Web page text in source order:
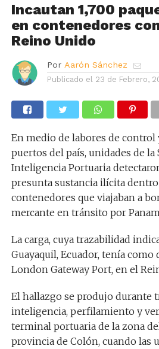
Incautan 1,700
en contenedores
Reino Unido
Por Aarón Sánchez
Publicado el 23 de Febrero,
En medio de labores de control
puertos del país, unidades de la
Inteligencia Portuaria
presunta sustancia ilícita
contenedores que viajaban a
mercante en tránsito por
La carga, cuya trazabilidad
Guayaquil, Ecuador, tenía
London Gateway Port, en el
El hallazgo se produjo durante
inteligencia, perfilamiento y
terminal portuaria de la zona
provincia de Colón, cuando las